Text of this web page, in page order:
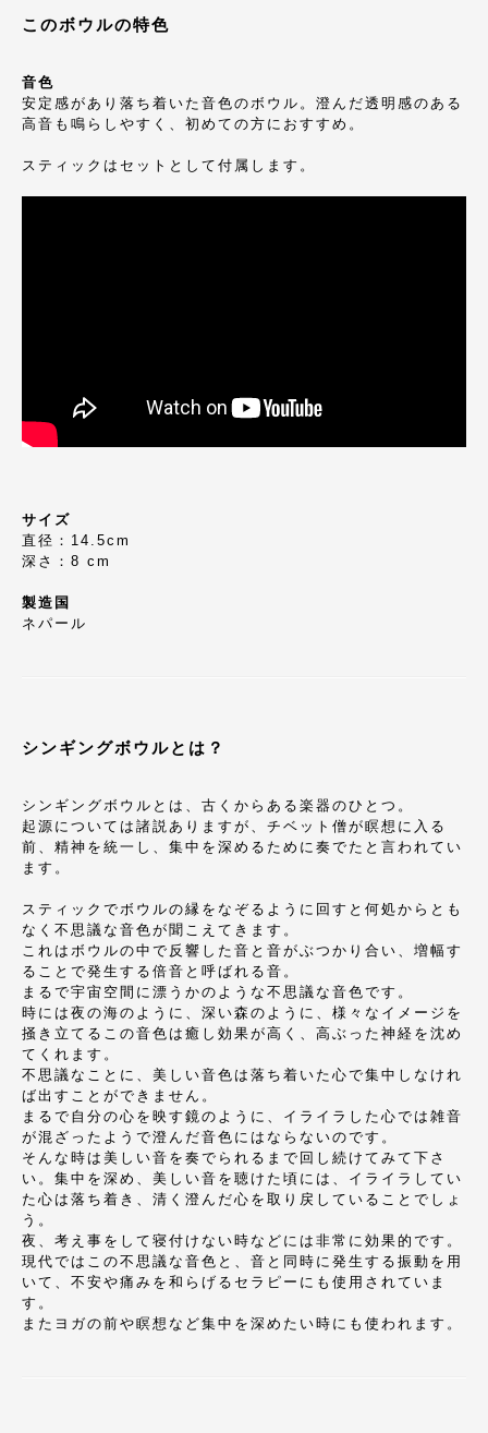
このボウルの特色
音色
安定感があり落ち着いた音色のボウル。澄んだ透明感のある
高音も鳴らしやすく、初めての方におすすめ。
スティックはセットとして付属します。
サイズ
直径：14.5cm
深さ：8 cm
製造国
ネパール
シンギングボウルとは？
シンギングボウルとは、古くからある楽器のひとつ。
起源については諸説ありますが、チベット僧が瞑想に入る
前、精神を統一し、集中を深めるために奏でたと言われてい
ます。
スティックでボウルの縁をなぞるように回すと何処からとも
なく不思議な音色が聞こえてきます。
これはボウルの中で反響した音と音がぶつかり合い、増幅す
ることで発生する倍音と呼ばれる音。
まるで宇宙空間に漂うかのような不思議な音色です。
時には夜の海のように、深い森のように、様々なイメージを
掻き立てるこの音色は癒し効果が高く、高ぶった神経を沈め
てくれます。
不思議なことに、美しい音色は落ち着いた心で集中しなけれ
ば出すことができません。
まるで自分の心を映す鏡のように、イライラした心では雑音
が混ざったようで澄んだ音色にはならないのです。
そんな時は美しい音を奏でられるまで回し続けてみて下さ
い。集中を深め、美しい音を聴けた頃には、イライラしてい
た心は落ち着き、清く澄んだ心を取り戻していることでしょ
う。
夜、考え事をして寝付けない時などには非常に効果的です。
現代ではこの不思議な音色と、音と同時に発生する振動を用
いて、不安や痛みを和らげるセラピーにも使用されていま
す。
またヨガの前や瞑想など集中を深めたい時にも使われます。